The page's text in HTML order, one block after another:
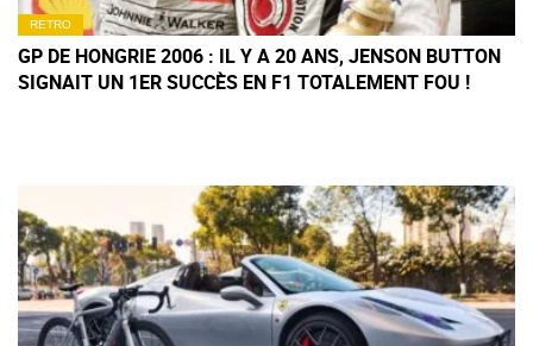
RETRO
GP DE HONGRIE 2006 : IL Y A 20 ANS, JENSON BUTTON
SIGNAIT UN 1ER SUCCÈS EN F1 TOTALEMENT FOU !